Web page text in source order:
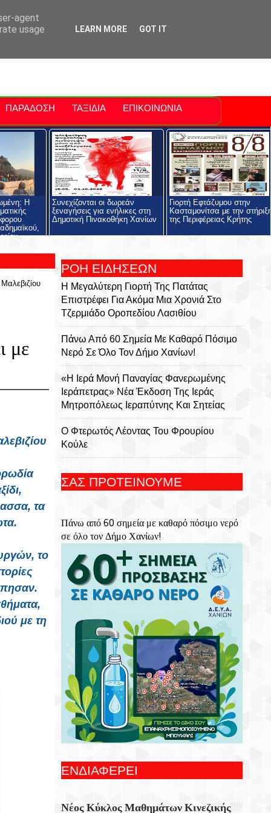
Polis
ΠΑΡΑΔΟΣΗ ΤΑΞΙΔΙΑ ΕΠΙΚΟΙΝΩΝΙΑ
Η
Συνεχίζονται οι δωρεάν
ξεναγήσεις για ενήλικες στη
Δημοτική Πινακοθήκη Χανίων
Γιορτή Εφτάζυμου στην
Κασταμονίτσα με την
της Περιφέρειας Κρήτης
με
τα
το
με τη
ΡΟΗ ΕΙΔΗΣΕΩΝ
Η Μεγαλύτερη Γιορτή Της Πατάτας
Επιστρέφει Για Ακόμα Μια Χρονιά Στο
Τζερμιάδο Οροπεδίου Λασιθίου
Πάνω Από 60 Σημεία Με Καθαρό Πόσιμο
Νερό Σε Όλο Τον Δήμο Χανίων!
«Η Ιερά Μονή Παναγίας Φανερωμένης
Ιεράπετρας» Νέα Έκδοση Της Ιεράς
Μητροπόλεως Ιεραπύτνης Και Σητείας
Ο Φτερωτός Λέοντας Του Φρουρίου
Κούλε
Εμβληματικής Μονής, Του Χριστόφορου
Του Ριζαρείου Ιδρύματος
Συνεχίζονται Οι Δωρεάν Ξεναγήσεις Για
Ενήλικες Στη Δημοτική Πινακοθήκη
Χανίων
Γιορτή Εφτάζυμου Στην Κασταμονίτσα Με
Την Στήριξη Της Περιφέρειας Κρήτης
Οι Παραστάσεις Στα Κηποθέατρα Του
Δήμου Ηρακλείου,τη Δευτέρα 10
Αυγούστου 2026
Ξεκίνησε Η Ετήσια Έρευνα Επισκεπτών
Του Epaithros+ Για Τον Τουρισμό
Υπαίθρου Στην Ελλάδα
«Αυτοσχεδιασμοί» Με Τον Σωτήρη
Αλεξάκη Και Τον Αλέξανδρο Κανακάκη
ΣΑΣ ΠΡΟΤΕΙΝΟΥΜΕ
Πάνω από 60 σημεία με καθαρό πόσιμο νερό
σε όλο τον Δήμο Χανίων!
ΕΝΔΙΑΦΕΡΕΙ
Νέος Κύκλος Μαθημάτων Κινεζικής
agent
usage
LEARN MORE GOT IT